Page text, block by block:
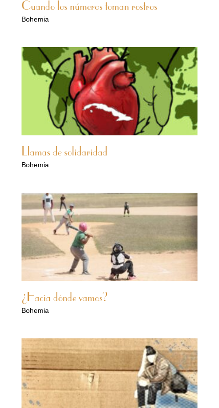
Cuando los números toman rostros
Bohemia
Llamas de solidaridad
Bohemia
¿Hacia dónde vamos?
Bohemia